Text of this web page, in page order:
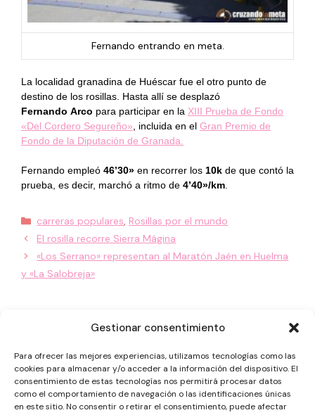
Gestionar consentimiento
Para ofrecer las mejores experiencias, utilizamos tecnologías como las
cookies para almacenar y/o acceder a la información del dispositivo. El
consentimiento de estas tecnologías nos permitirá procesar datos
como el comportamiento de navegación o las identificaciones únicas
en este sitio. No consentir o retirar el consentimiento, puede afectar
Fernando entrando en meta.
La localidad granadina de Huéscar fue el otro punto de
destino de los rosillas. Hasta allí se desplazó
Fernando Arco para participar en la XIII Prueba de Fondo
«Del Cordero Segureño», incluida en el Gran Premio de
Fondo de la Diputación de Granada.
Fernando empleó 46’30» en recorrer los 10k de que contó la
prueba, es decir, marchó a ritmo de 4’40»/km.
Categorías
carreras populares, Rosillas por el mundo
El rosilla recorre Sierra Mágina
«Los Serrano» representan al Maratón Jaén en Huelma
y «La Salobreja»